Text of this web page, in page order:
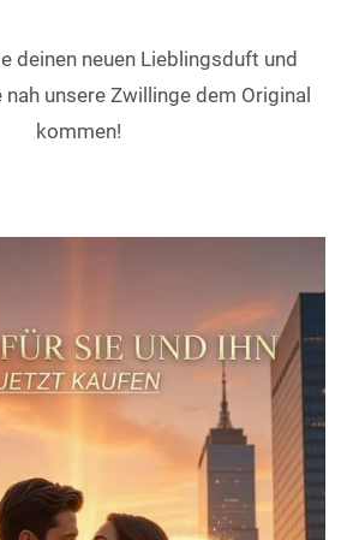
deinen neuen Lieblingsduft und
unsere Zwillinge dem Original
kommen!